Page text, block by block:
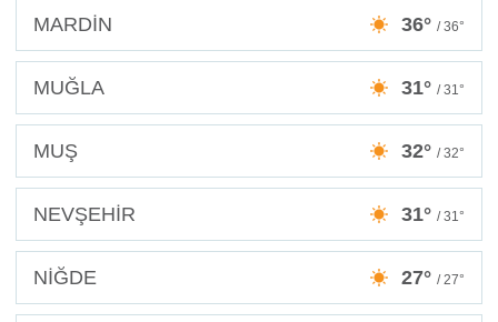
MARDİN 36° / 36°
MUĞLA 31° / 31°
MUŞ 32° / 32°
NEVŞEHİR 31° / 31°
NİĞDE 27° / 27°